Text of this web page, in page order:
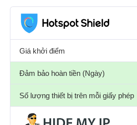
Giá khởi điểm
Đảm bảo hoàn tiền (Ngày)
Số lượng thiết bị trên mỗi giấy phép